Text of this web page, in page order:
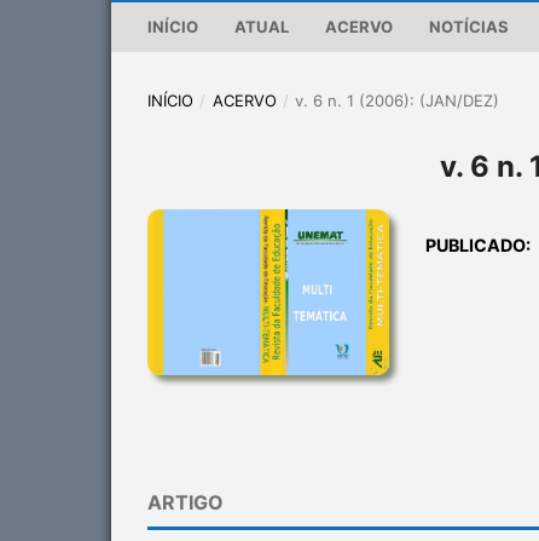
INÍCIO ATUAL ACERVO NOTÍCIAS
INÍCIO / ACERVO / v. 6 n. 1 (2006): (JAN/DEZ)
v. 6 n.
PUBLICADO:
ARTIGO